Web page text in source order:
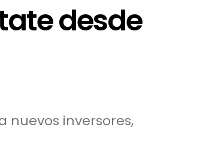
desde
nuevos inversores,